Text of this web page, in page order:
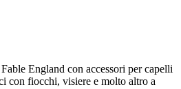
England con accessori per capelli
con fiocchi, visiere e molto altro a